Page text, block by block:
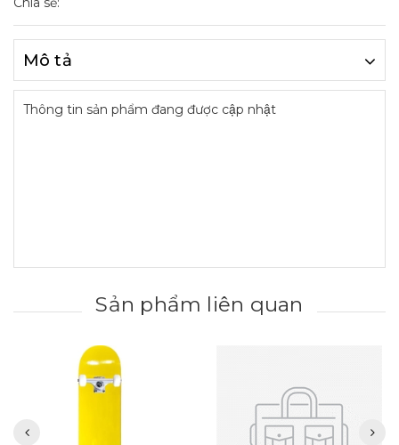
Mô tả
Thông tin sản phẩm đang được cập nhật
Sản phẩm liên quan